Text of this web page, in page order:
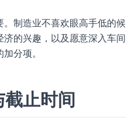
制造业不喜欢眼高手低的候
的兴趣，以及愿意深入车间
分项。
止时间